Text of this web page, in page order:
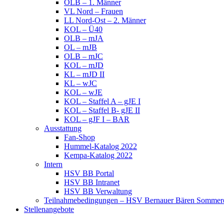
OLB – 1. Männer
VL Nord – Frauen
LL Nord-Ost – 2. Männer
KOL – Ü40
OLB – mJA
OL – mJB
OLB – mJC
KOL – mJD
KL – mJD II
KL – wJC
KOL – wJE
KOL – Staffel A – gJE I
KOL – Staffel B- gJE II
KOL – gJF I – BAR
Ausstattung
Fan-Shop
Hummel-Katalog 2022
Kempa-Katalog 2022
Intern
HSV BB Portal
HSV BB Intranet
HSV BB Verwaltung
Teilnahmebedingungen – HSV Bernauer Bären
Stellenangebote